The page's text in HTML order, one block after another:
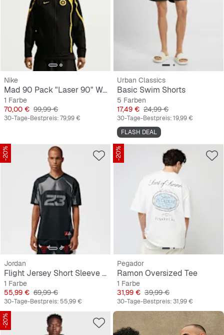
Nike
Mad 90 Pack "Laser 90" Woven Jacket
1 Farbe
Preis
70,00 € Originalpreis
99,99 €
30-Tage-Bestpreis:79,99 €
Urban Classics
Basic Swim Shorts
5 Farben
Preis
17,49 € Originalpreis
24,99 €
30-Tage-Bestpreis:19,99 €
FLASH DEAL
-20%
Jordan
Flight Jersey Short Sleeve Top
1 Farbe
Preis
55,99 € Originalpreis
69,99 €
30-Tage-Bestpreis: 55,99 €
-20%
Pegador
Ramon Oversized Tee
1 Farbe
Preis
31,99 € Originalpreis
39,99 €
30-Tage-Bestpreis:31,99 €
-20%